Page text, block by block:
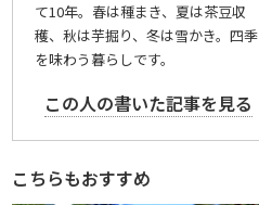
て10年。春は種まき、夏は茶豆収
穫、秋は芋掘り、冬は雪かき。四季
を味わう暮らしです。
この人の書いた記事を見る
こちらもおすすめ